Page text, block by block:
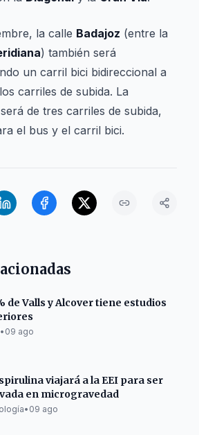
la calle Badajoz (entre la
) también será
un carril bici bidireccional a
carriles de subida. La
de tres carriles de subida,
el bus y el carril bici.
de Valls y Alcover tiene estudios
• 09 ago
viajará a la EEI para ser
en microgravedad
• 09 ago